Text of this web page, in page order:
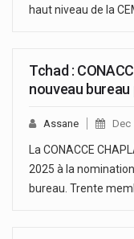
haut niveau de la
Tchad :
nouveau
Assane Dec
La CONACCE
2025 à la
bureau. Trente